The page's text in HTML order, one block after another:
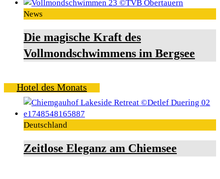
News
Die magische Kraft des
Vollmondschwimmens im Bergsee
Hotel des Monats
Deutschland
Zeitlose Eleganz am Chiemsee